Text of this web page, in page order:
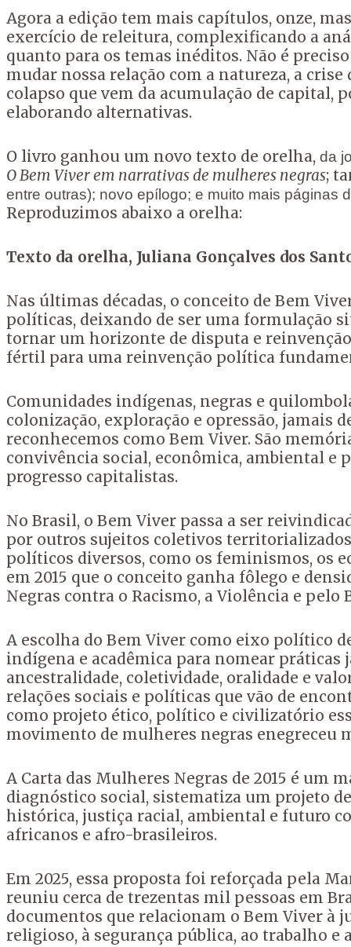
Agora a edição tem mais capítulos, onze,
exercício de releitura, complexificando a
quanto para os temas inéditos. Não é
mudar nossa relação com a natureza, a
colapso que vem da acumulação de
elaborando alternativas.
O livro ganhou um novo texto de orelha, da
O Bem Viver em narrativas de mulheres negras;
entre outras); novo epílogo; e muito mais páginas
Reproduzimos abaixo a orelha:
Texto da orelha, Juliana Gonçalves dos
Nas últimas décadas, o conceito de Bem
políticas, deixando de ser uma formulação
tornar um horizonte de disputa e
fértil para uma reinvenção política
Comunidades indígenas, negras e
colonização, exploração e opressão, jamais
reconhecemos como Bem Viver. São
convivência social, econômica, ambiental e
progresso capitalistas.
No Brasil, o Bem Viver passa a ser
por outros sujeitos coletivos
políticos diversos, como os feminismos, os
em 2015 que o conceito ganha fôlego e
Negras contra o Racismo, a Violência e pelo
A escolha do Bem Viver como eixo político
indígena e acadêmica para nomear
ancestralidade, coletividade, oralidade e
relações sociais e políticas que vão de
como projeto ético, político e civilizatório
movimento de mulheres negras enegreceu
A Carta das Mulheres Negras de 2015 é um
diagnóstico social, sistematiza um projeto
histórica, justiça racial, ambiental e futuro
africanos e afro-brasileiros.
Em 2025, essa proposta foi reforçada pela
reuniu cerca de trezentas mil pessoas em
documentos que relacionam o Bem Viver à
religioso, à segurança pública, ao trabalho